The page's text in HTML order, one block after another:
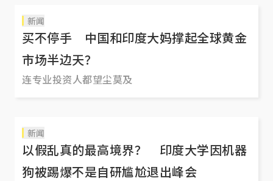
新闻
买不停手 中国和印度大妈撑起全球黄金
市场半边天？
连专业投资人都望尘莫及
新闻
以假乱真的最高境界？ 印度大学因机器
狗被踢爆不是自研尴尬退出峰会